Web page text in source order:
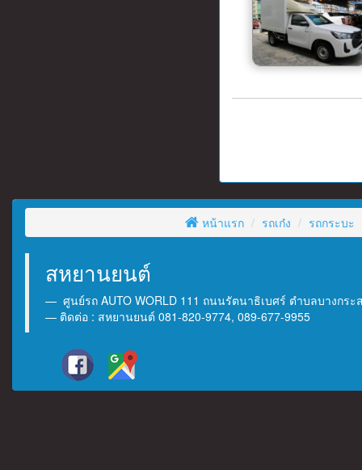
หน้าแรก รถเก๋ง รถกระบะ
สหยานยนต์
ศูนย์รถ AUTO WORLD 111 ถนนรัตนาธิเบศร์ ตำบลบางกร
ติดต่อ : สหยานยนต์ 081-820-9774, 089-677-9955